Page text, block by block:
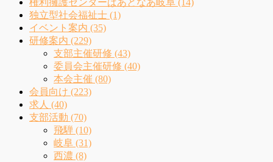
権利擁護センターぱあとなあ岐阜 (14)
独立型社会福祉士 (1)
イベント案内 (35)
研修案内 (229)
支部主催研修 (43)
委員会主催研修 (40)
本会主催 (80)
会員向け (223)
求人 (40)
支部活動 (70)
飛騨 (10)
岐阜 (31)
西濃 (8)